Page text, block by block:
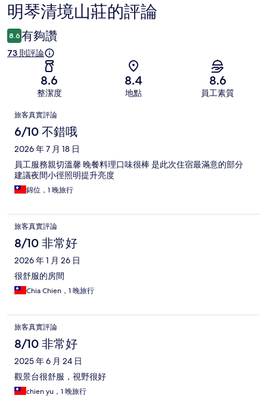
評
論
明琴清境山莊的評論
8.6 有夠讚
73 則評論
8.6
整潔度
8.4
地點
8.6
員工素質
評
論
旅客真實評論
6/10 不錯哦
2026 年 7 月 18 日
員工服務親切溫馨 晚餐料理口味很棒 是此次住宿最滿意的部分
建議夜間小徑照明提升亮度
錦位，1 晚旅行
旅客真實評論
8/10 非常好
2026 年 1 月 26 日
很舒服的房間
Chia Chien，1 晚旅行
旅客真實評論
8/10 非常好
2025 年 6 月 24 日
觀景台很舒服，視野很好
chien yu，1 晚旅行